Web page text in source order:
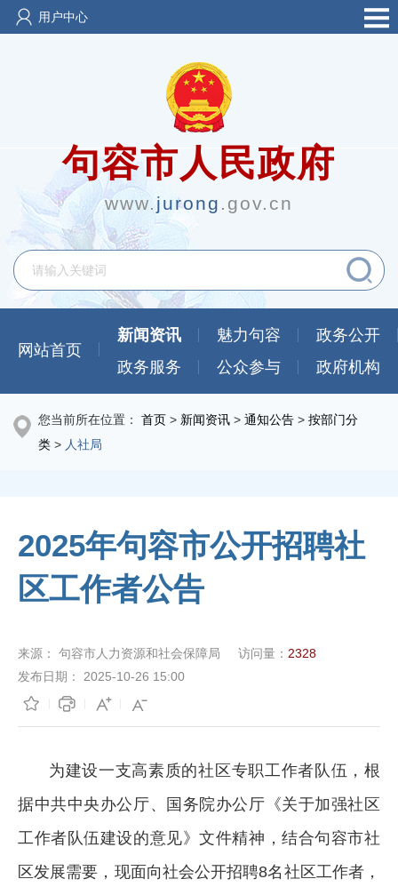
用户中心
句容市人民政府
www.jurong .gov.cn
网站首页
新闻资讯 魅力句容
政务公开
政务服务
公众参与 政府机构
您当前所在位置： 首页 > 新闻资讯 > 通知公告 > 按部门分
类 > 人社局
2025年句容市公开招聘社
区工作者公告
来源： 句容市人力资源和社会保障局 访问量： 2328
发布日期：
2025-10-26 15:00
为建设一支高素质的社区专职工作者队伍，根
据中共中央办公厅、国务院办公厅《关于加强社区
工作者队伍建设的意见》文件精神，结合句容市社
区发展需要，现面向社会公开招聘8名社区工作者，